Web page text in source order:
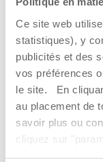
Ce site web
statistiques), y
publicités et des
vos préférences
le site. En
au placement de
savoir plus ou
cliquez sur
vous consentez
Maillot de bain
avec
Dès 19,99 €
AJOUTER